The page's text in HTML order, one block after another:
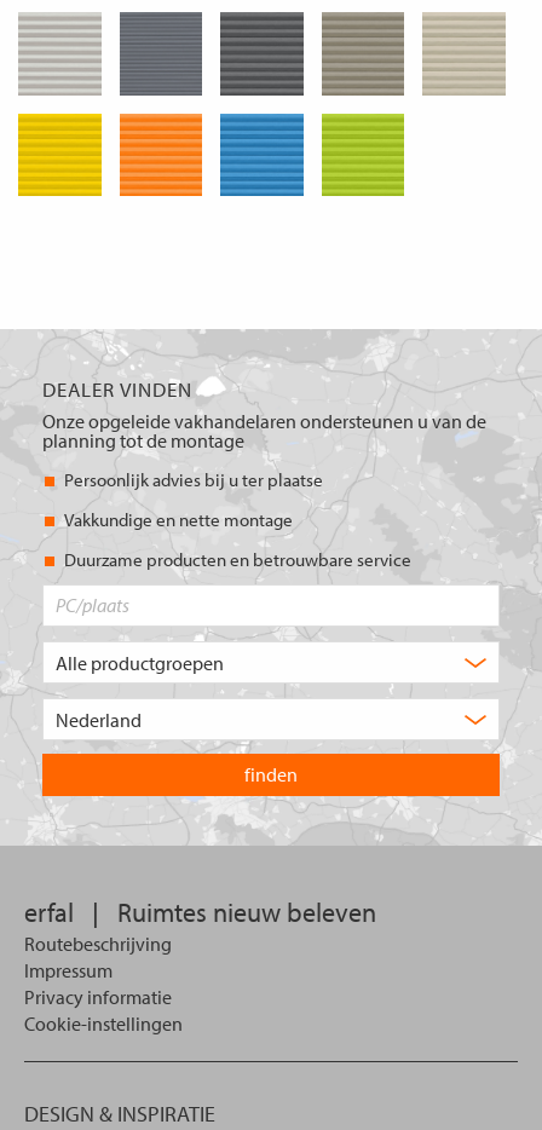
DEALER VINDEN
Onze opgeleide vakhandelaren ondersteunen u van de
planning tot de montage
Persoonlijk advies bij u ter plaatse
Vakkundige en nette montage
Duurzame producten en betrouwbare service
product
u?
land
waarin
u
wilt
zoeken.
erfal | Ruimtes nieuw beleven
Routebeschrijving
Impressum
Privacy informatie
Cookie-instellingen
DESIGN & INSPIRATIE